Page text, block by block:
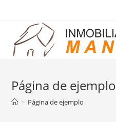
contenido
Página de ejemplo
> Página de ejemplo